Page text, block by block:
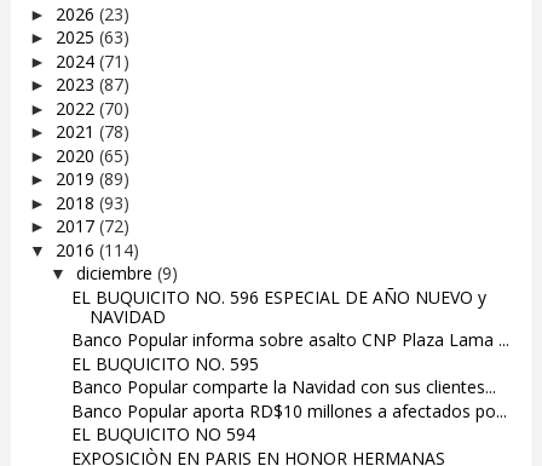
► 2026 (23)
► 2025 (63)
► 2024 (71)
► 2023 (87)
► 2022 (70)
► 2021 (78)
► 2020 (65)
► 2019 (89)
► 2018 (93)
► 2017 (72)
▼ 2016 (114)
▼ diciembre (9)
EL BUQUICITO NO. 596 ESPECIAL DE AÑO NUEVO y
NAVIDAD
Banco Popular informa sobre asalto CNP Plaza Lama ...
EL BUQUICITO NO. 595
Banco Popular comparte la Navidad con sus clientes...
Banco Popular aporta RD$10 millones a afectados po...
EL BUQUICITO NO 594
EXPOSICIÒN EN PARIS EN HONOR HERMANAS